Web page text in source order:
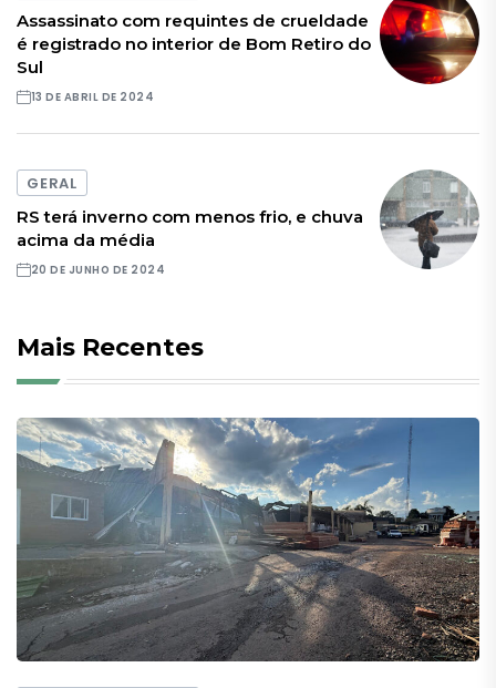
Assassinato com requintes de crueldade
é registrado no interior de Bom Retiro do
Sul
13 DE ABRIL DE 2024
GERAL
RS terá inverno com menos frio, e chuva
acima da média
20 DE JUNHO DE 2024
Mais Recentes